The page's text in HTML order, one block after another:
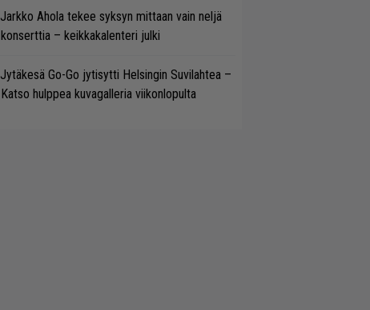
Jarkko Ahola tekee syksyn mittaan vain neljä
konserttia – keikkakalenteri julki
Jytäkesä Go-Go jytisytti Helsingin Suvilahtea –
Katso hulppea kuvagalleria viikonlopulta